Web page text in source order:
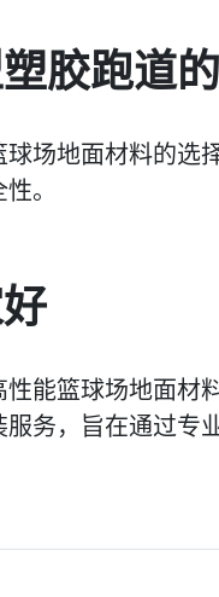
胶跑道
场地面材料的
。
能篮球场地面
务，旨在通过专